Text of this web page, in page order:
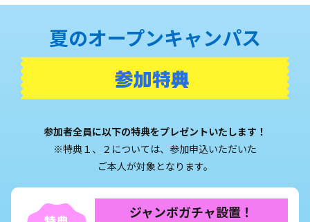
夏のオープンキャンパス
参加者全員に以下の特典をプレゼントいたします！
※特典１、２については、参加申込いただいた
ご本人が対象となります。
ジャンボガチャ設置！